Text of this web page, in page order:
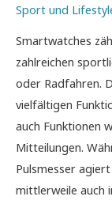
Sport und
Smartwatches
zahlreichen
oder Radfahren.
vielfältigen
auch Funktionen
Mitteilungen.
Pulsmesser
mittlerweile auch